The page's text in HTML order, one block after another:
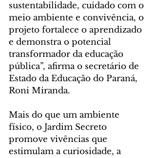
sustentabilidade, cuidado com o
meio ambiente e convivência, o
projeto fortalece o aprendizado
e demonstra o potencial
transformador da educação
pública”, afirma o secretário de
Estado da Educação do Paraná,
Roni Miranda.
Mais do que um ambiente
físico, o Jardim Secreto
promove vivências que
estimulam a curiosidade, a